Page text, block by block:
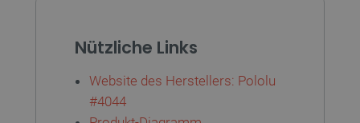
Nützliche Links
Website des Herstellers: Pololu
#4044